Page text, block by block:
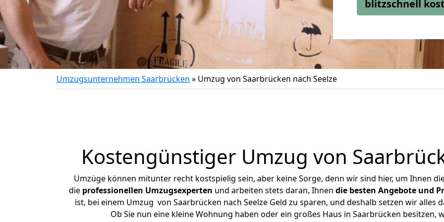
blitzschnell
Umzugsunternehmen Saarbrücken » Umzug von Saarbrücken nach Seelze
Kostengünstiger Umzug von
Umzüge können mitunter recht kostspielig sein, aber keine Sorge, denn wir sind hier, um Ihnen
die professionellen Umzugsexperten und arbeiten stets daran, Ihnen die besten Angebote und
ist, bei einem Umzug von Saarbrücken nach Seelze Geld zu sparen, und deshalb setzen wir alles
Ob Sie nun eine kleine Wohnung haben oder ein großes Haus in Saarbrücken besitzen,